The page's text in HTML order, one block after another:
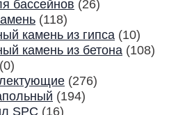
бассейнов (26)
(118)
камень из гипса (10)
камень из бетона (108)
(0)
(276)
(194)
SPC (16)